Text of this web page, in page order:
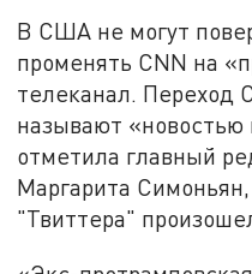
В США не могут
променять CNN на
телеканал. Переход
называют
отметила главный
Маргарита
"Твиттера"